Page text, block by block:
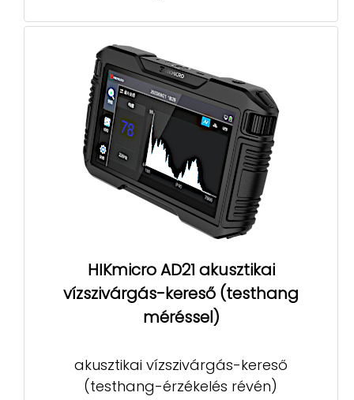
HIKmicro AD21 akusztikai
vízszivárgás-kereső (testhang
méréssel)
akusztikai vízszivárgás-kereső
(testhang-érzékelés révén)